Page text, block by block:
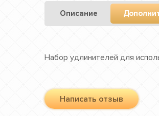
Описание
Набор удлинителей для
Написать отзыв